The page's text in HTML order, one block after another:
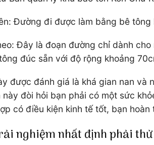
Đường đi được làm bằng bê
Đây là đoạn đường chỉ dành
đúc sẵn với độ rộng khoảng
được đánh giá là khá gian nan và
này đòi hỏi bạn phải có một sức
có điều kiện kinh tế tốt, bạn
nghiệm nhất định phải thử